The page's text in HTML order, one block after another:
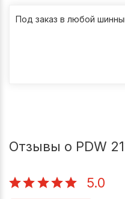
Под заказ в любой
Отзывы о PDW
5.0